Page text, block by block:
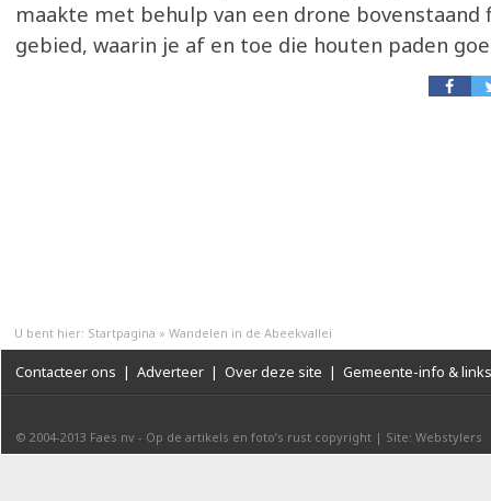
maakte met behulp van een drone bovenstaand
gebied, waarin je af en toe die houten paden
U bent hier: Startpagina » Wandelen in de Abeekvallei
Contacteer ons | Adverteer | Over deze site | Gemeente-info & links
© 2004-2013 Faes nv - Op de artikels en foto’s rust copyright | Site: Webstylers